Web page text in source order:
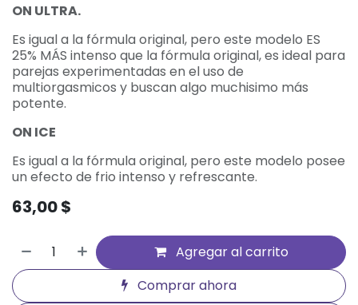
ON ULTRA.
Es igual a la fórmula original, pero este modelo ES
25% MÁS intenso que la fórmula original, es ideal para
parejas experimentadas en el uso de
multiorgasmicos y buscan algo muchisimo más
potente.
ON ICE
Es igual a la fórmula original, pero este modelo posee
un efecto de frio intenso y refrescante.
63,00$
Agregar al carrito
Comprar ahora